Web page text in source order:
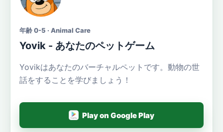
年齢 0-5 · Animal Care
Yovik - あなたのペットゲーム
Yovikはあなたのバーチャルペットです。動物の世
話をすることを学びましょう！
Play on Google Play